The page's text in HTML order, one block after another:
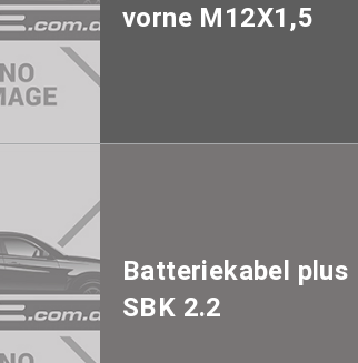
vorne M12X1,5
Batteriekabel plus
SBK 2.2